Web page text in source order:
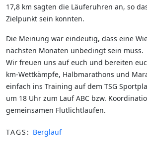
17,8 km sagten die Läuferuhren an, so
Zielpunkt sein konnten.
Die Meinung war eindeutig, dass eine
nächsten Monaten unbedingt sein muss.
Wir freuen uns auf euch und bereiten
km-Wettkämpfe, Halbmarathons und
einfach ins Training auf dem TSG
um 18 Uhr zum Lauf ABC bzw.
gemeinsamen Flutlichtlaufen.
TAGS: Berglauf